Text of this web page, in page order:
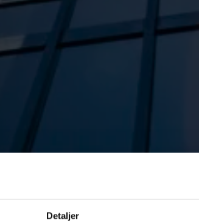
Detaljer